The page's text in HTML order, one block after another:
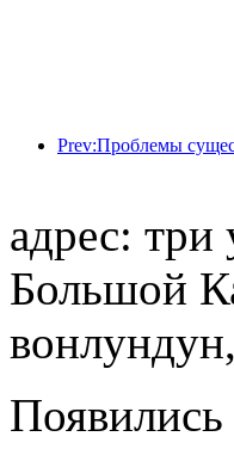
адрес: три
Большой